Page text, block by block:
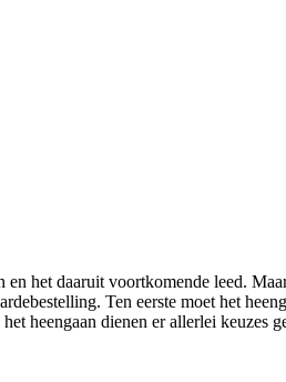
het daaruit voortkomende leed.
Ten eerste moet het
heengaan dienen er allerlei keuzes